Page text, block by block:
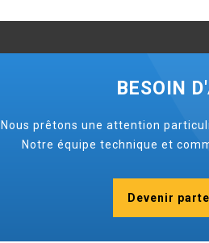
BESOIN
Nous prêtons une attention
Notre équipe technique et
Devenir